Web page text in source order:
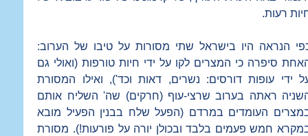
רעות.
הנראה היו בישראל שתי מסורות על טיבו של הערוב:
סיפרה כי המצרים לקו על ידי חיות טורפות (ואולי גם
ידי עופות דורסים: נשרים, דאות וכד'), ואילו המסורת
ראתה בערוב שרצי-עוף (חרקים) שה' השליח אותם
העומדים במרדם (הפעל שלח בבנין הפעיל מובא
חמש פעמים בלבד ובכולן יורה על פורעות!). מסורת